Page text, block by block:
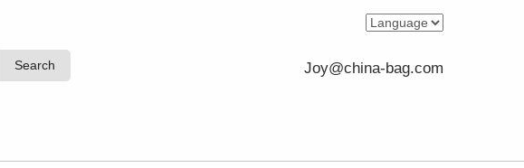
Search
Search Joy@china-bag.com